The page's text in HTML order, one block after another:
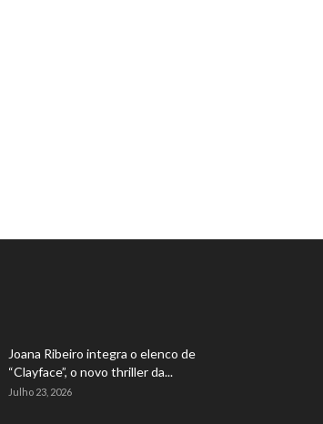
Joana Ribeiro integra o elenco de
“Clayface”, o novo thriller da...
Julho 23, 2026